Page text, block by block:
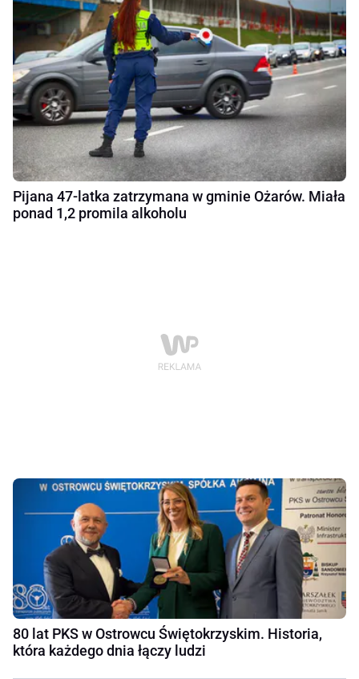
Pijana 47-latka zatrzymana w gminie Ożarów. Miała
ponad 1,2 promila alkoholu
80 lat PKS w Ostrowcu Świętokrzyskim. Historia,
która każdego dnia łączy ludzi